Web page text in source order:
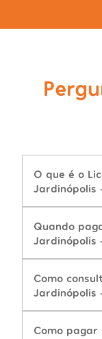
O que é o
Jardinópolis
Quando
Jardinópolis
Como
Jardinópolis
Como pagar